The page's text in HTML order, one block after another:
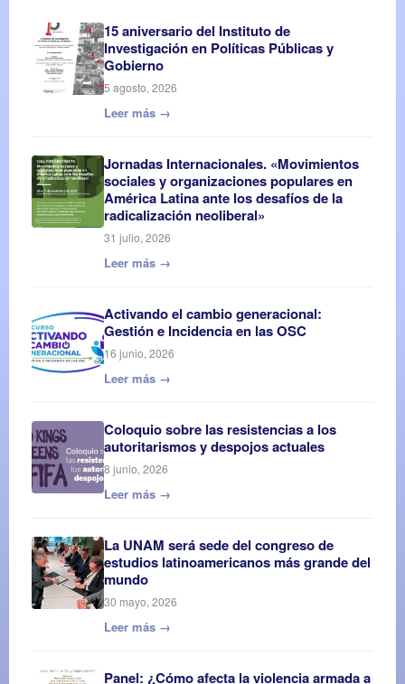
15 aniversario del Instituto de
Investigación en Políticas Públicas y
Gobierno
5 agosto, 2026
Leer más →
Jornadas Internacionales. «Movimientos
sociales y organizaciones populares en
América Latina ante los desafíos de la
radicalización neoliberal»
31 julio, 2026
Leer más →
Activando el cambio generacional:
Gestión e Incidencia en las OSC
16 junio, 2026
Leer más →
Coloquio sobre las resistencias a los
autoritarismos y despojos actuales
8 junio, 2026
Leer más →
La UNAM será sede del congreso de
estudios latinoamericanos más grande del
mundo
30 mayo, 2026
Leer más →
Panel: ¿Cómo afecta la violencia armada a